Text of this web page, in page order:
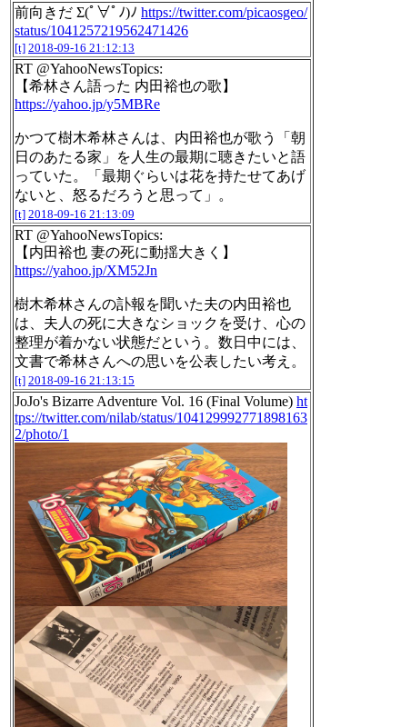
前向きだ Σ(ﾟ∀ﾟﾉ)ﾉ https://twitter.com/picaosgeo/
status/1041257219562471426
[t] 2018-09-16 21:12:13
RT @YahooNewsTopics:
【希林さん語った 内田裕也の歌】
https://yahoo.jp/y5MBRe
かつて樹木希林さんは、内田裕也が歌う「朝
日のあたる家」を人生の最期に聴きたいと語
っていた。「最期ぐらいは花を持たせてあげ
ないと、怒るだろうと思って」。
[t] 2018-09-16 21:13:09
RT @YahooNewsTopics:
【内田裕也 妻の死に動揺大きく】
https://yahoo.jp/XM52Jn
樹木希林さんの訃報を聞いた夫の内田裕也
は、夫人の死に大きなショックを受け、心の
整理が着かない状態だという。数日中には、
文書で希林さんへの思いを公表したい考え。
[t] 2018-09-16 21:13:15
JoJo's Bizarre Adventure Vol. 16 (Final Volume) ht
tps://twitter.com/nilab/status/104129992771898163
2/photo/1